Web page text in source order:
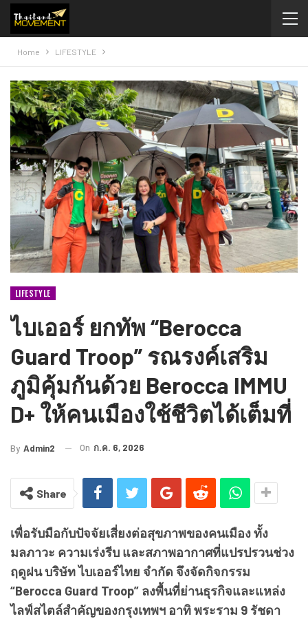
Home LIFESTYLE
LIFESTYLE
ไบเออร์ ยกทัพ “Berocca
Guard Troop” รณรงค์เสริม
ภูมิคุ้มกันด้วย Berocca IMMU
D+ ให้คนเมืองใช้ชีวิตได้เต็มที่
By Admin2 On ก.ค. 6, 2026
Share
เพื่อรับมือกับปัจจัยเสี่ยงต่อสุขภาพของคนเมือง ทั้ง
มลภาวะ ความเร่งรีบ และสภาพอากาศที่แปรปรวนช่วง
ฤดูฝน บริษัท ไบเออร์ไทย จำกัด จึงจัดกิจกรรม
“Berocca Guard Troop” ลงพื้นที่ย่านธุรกิจและแหล่ง
ไลฟ์สไตล์สำคัญของกรุงเทพฯ อาทิ พระราม 9 รัชดา